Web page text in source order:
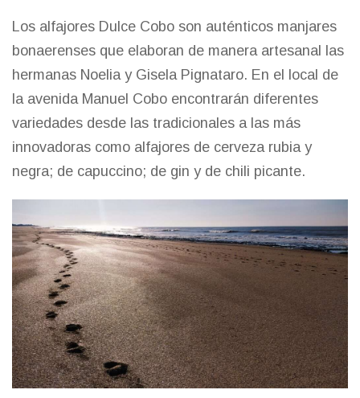
Los alfajores Dulce Cobo son auténticos manjares
bonaerenses que elaboran de manera artesanal las
hermanas Noelia y Gisela Pignataro. En el local de
la avenida Manuel Cobo encontrarán diferentes
variedades desde las tradicionales a las más
innovadoras como alfajores de cerveza rubia y
negra; de capuccino; de gin y de chili picante.